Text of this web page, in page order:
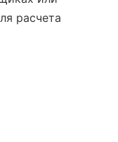
расчета